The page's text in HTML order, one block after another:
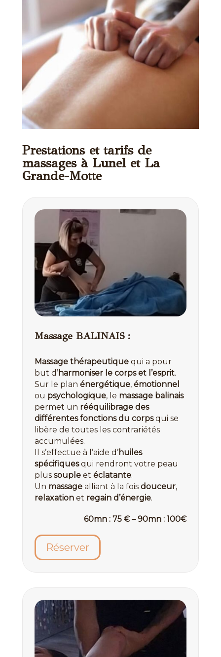
Prestations et tarifs de
massages à Lunel et La
Grande-Motte
Massage BALINAIS :
Massage thérapeutiquequi a pour
but d’harmoniser le corps et l’esprit.
Sur le plan énergétique, émotionnel
ou psychologique, le massage balinais
permet un rééquilibrage des
différentes fonctions du corpsqui se
libère de toutes les contrariétés
accumulées.
Il s’effectue à l’aide d’huiles
spécifiquesqui rendront votre peau
plus soupleet éclatante.
Un massagealliant à la fois douceur,
relaxationet regain d’énergie.
60mn : 75 € – 90mn : 100€
Réserver